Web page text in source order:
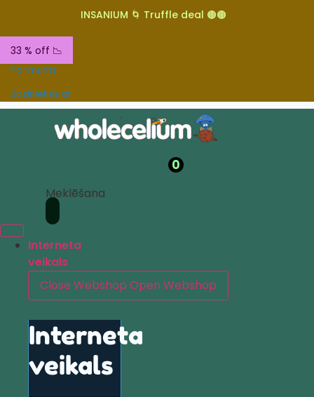
INSANIUM 🌀 Truffle deal 🟤🟤
33 % off 📉
Par mums
Sazinieties ar
0
Meklēšana
Interneta
veikals
Close Webshop Open Webshop
Interneta
veikals